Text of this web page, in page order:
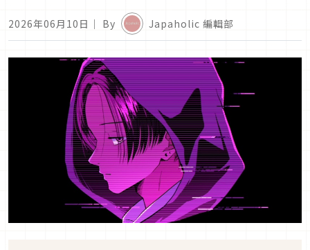
2026年06月10日 ｜ By Japaholic 編輯部